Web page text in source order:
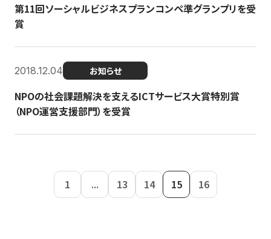
第11回ソーシャルビジネスプランコンペ準グランプリを受
賞
2018.12.04 お知らせ
NPOの社会課題解決を支えるICTサービス大賞特別賞
（NPO運営支援部門）を受賞
1 ... 13 14 15 16